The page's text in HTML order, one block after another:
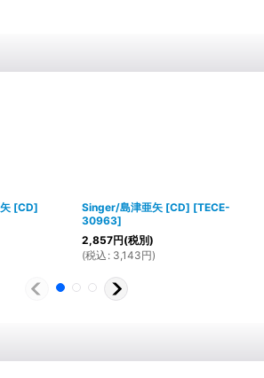
[CD]
Singer/島津亜矢 [CD] [TECE-
30963]
2,857円(税別)
(税込 : 3,143円)